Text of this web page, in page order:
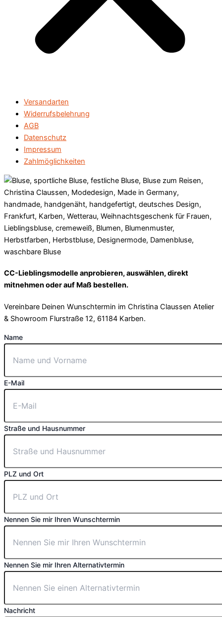
Versandarten
Widerrufsbelehrung
AGB
Datenschutz
Impressum
Zahlmöglichkeiten
CC-Lieblingsmodelle anprobieren, auswählen, direkt
mitnehmen oder auf Maß bestellen.
Vereinbare Deinen Wunschtermin im Christina Claussen Atelier
& Showroom Flurstraße 12, 61184 Karben.
Name
E-Mail
Straße und Hausnummer
PLZ und Ort
Nennen Sie mir Ihren Wunschtermin
Nennen Sie mir Ihren Alternativtermin
Nachricht